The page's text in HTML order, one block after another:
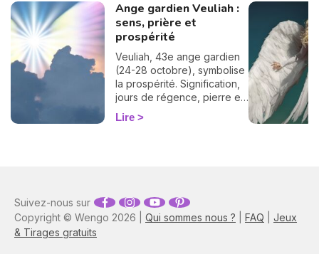
Ange gardien Veuliah :
sens, prière et
prospérité
Veuliah, 43e ange gardien
(24-28 octobre), symbolise
la prospérité. Signification,
jours de régence, pierre et
prière pour l'invoquer.
Lire
Copyright © Wengo 2026 | Qui sommes nous ? FAQ
Jeux
& Tirages gratuits
Suivez-nous sur